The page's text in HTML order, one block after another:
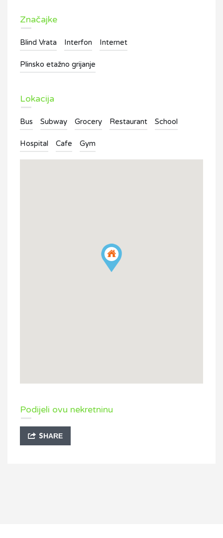
Značajke
Blind Vrata Interfon Internet
Plinsko etažno grijanje
Lokacija
Bus Subway Grocery Restaurant School
Hospital Cafe Gym
Podijeli ovu nekretninu
SHARE